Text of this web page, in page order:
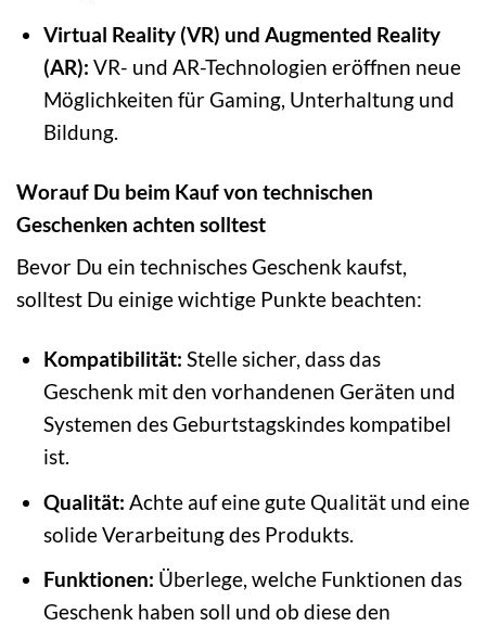
Virtual Reality (VR) und Augmented Reality
(AR): VR- und AR-Technologien eröffnen neue
Möglichkeiten für Gaming, Unterhaltung und
Bildung.
Worauf Du beim Kauf von technischen
Geschenken achten solltest
Bevor Du ein technisches Geschenk kaufst,
solltest Du einige wichtige Punkte beachten:
Kompatibilität: Stelle sicher, dass das
Geschenk mit den vorhandenen Geräten und
Systemen des Geburtstagskindes kompatibel
ist.
Qualität: Achte auf eine gute Qualität und eine
solide Verarbeitung des Produkts.
Funktionen: Überlege, welche Funktionen das
Geschenk haben soll und ob diese den